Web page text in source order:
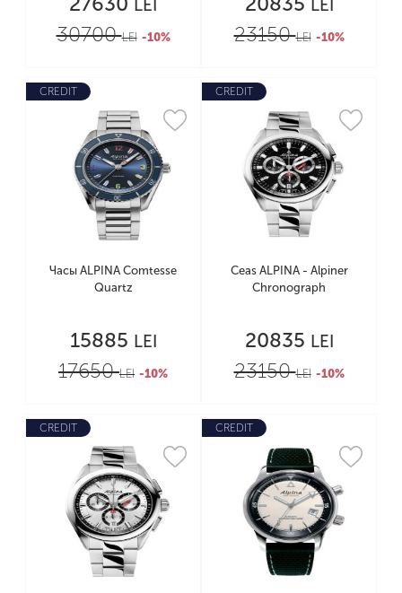
LEI
30700LEI -10%
LEI
23150LEI -10%
CREDIT
Часы ALPINA Comtesse
Quartz
15885 LEI
17650LEI -10%
CREDIT
Ceas ALPINA - Alpiner
Chronograph
20835 LEI
23150LEI -10%
CREDIT CREDIT